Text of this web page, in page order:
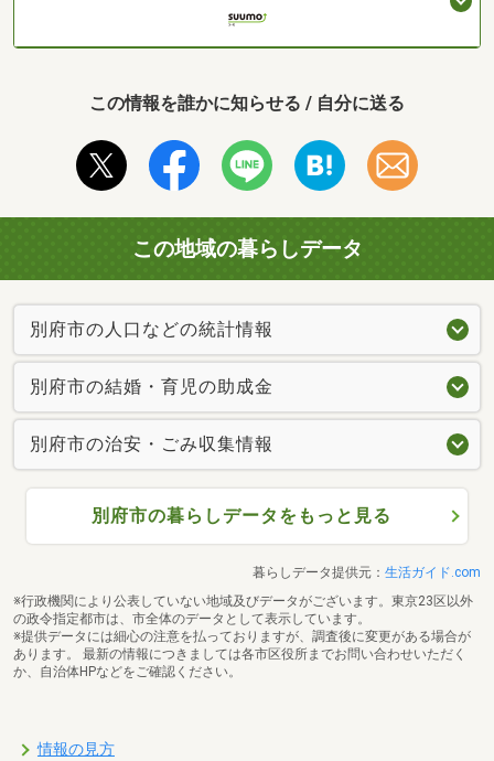
この情報を誰かに知らせる / 自分に送る
この地域の暮らしデータ
別府市の人口などの統計情報
別府市の結婚・育児の助成金
別府市の治安・ごみ収集情報
別府市の暮らしデータをもっと見る
暮らしデータ提供元： 生活ガイド.com
※行政機関により公表していない地域及びデータがございます。東京23区以外
の政令指定都市は、市全体のデータとして表示しています。
※提供データには細心の注意を払っておりますが、調査後に変更がある場合が
あります。 最新の情報につきましては各市区役所までお問い合わせいただく
か、自治体HPなどをご確認ください。
情報の見方